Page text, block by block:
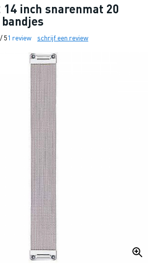
14 inch snarenmat 20
51 review schrijf een review